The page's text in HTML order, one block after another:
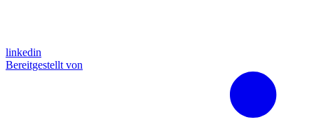
linkedin
Bereitgestellt von